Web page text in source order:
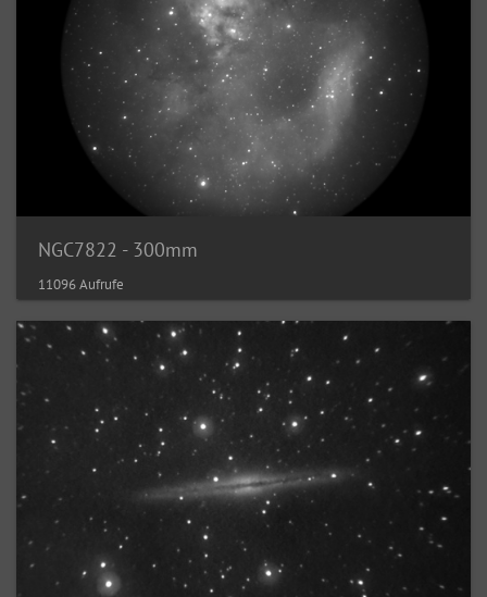
NGC7822 - 300mm
11096 Aufrufe